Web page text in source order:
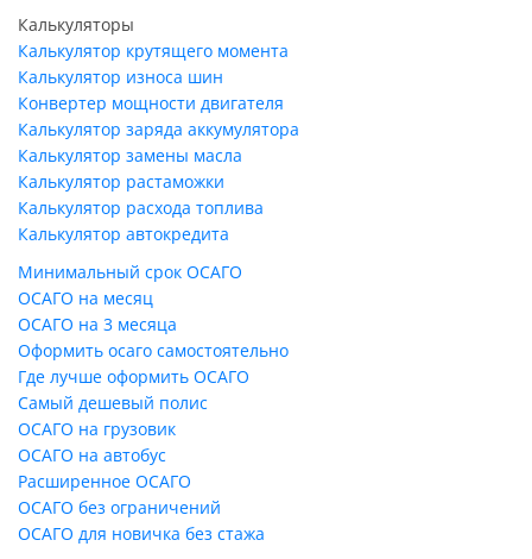
Калькуляторы
Калькулятор крутящего момента
Калькулятор износа шин
Конвертер мощности двигателя
Калькулятор заряда аккумулятора
Калькулятор замены масла
Калькулятор растаможки
Калькулятор расхода топлива
Калькулятор автокредита
Минимальный срок ОСАГО
ОСАГО на месяц
ОСАГО на 3 месяца
Оформить осаго самостоятельно
Где лучше оформить ОСАГО
Самый дешевый полис
ОСАГО на грузовик
ОСАГО на автобус
Расширенное ОСАГО
ОСАГО без ограничений
ОСАГО для новичка без стажа